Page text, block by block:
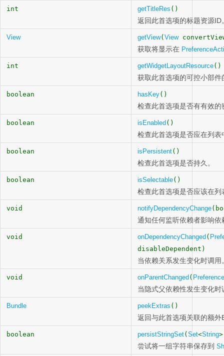
int getTitleRes ()
返回此首选项的标题资源ID
View getView( View
获取将显示在
int getWidgetLayoutResource()
获取此首选项的可控小部件
boolean hasKey()
检查此首选项是否有有效的
boolean isEnabled ()
检查此首选项是否应在列表
boolean isPersistent()
检查此首选项是否持久。
boolean isSelectable()
检查此首选项是否应该在列
void notifyDependencyChange
通知任何监听依赖者影响依
void onDependencyChanged (
disableDependent)
当依赖关系发生变化时调用
void onParentChanged ( Preference
当隐式父依赖性发生变化时
Bundle peekExtras ()
返回与此首选项关联的额
boolean persistStringSet( Set<String
尝试将一组字符串保存到